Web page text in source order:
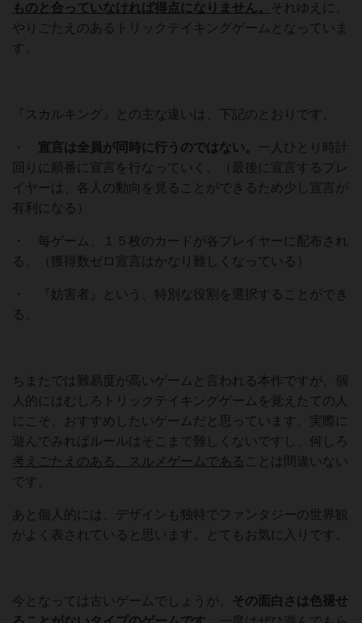
ものと合っていなければ得点になりません。
それゆえに、
やりごたえのあるトリックテイキングゲームとなっていま
す。
『スカルキング』との主な違いは、下記のとおりです。
・ 宣言は全員が同時に行うのではない。
一人ひとり時計
回りに順番に宣言を行なっていく。（最後に宣言するプレ
イヤーは、各人の動向を見ることができるため少し宣言が
有利になる）
・ 毎ゲーム、１５枚のカードが各プレイヤーに配布され
る。（獲得数ゼロ宣言はかなり難しくなっている）
・ 『妨害者』という、特別な役割を選択することができ
る。
ちまたでは難易度が高いゲームと言われる本作ですが、個
人的にはむしろトリックテイキングゲームを覚えたての人
にこそ、おすすめしたいゲームだと思っています。実際に
遊んでみればルールはそこまで難しくないですし、何しろ
考えごたえのある、スルメゲームである ことは間違いない
です。
あと個人的には、デザインも独特でファンタジーの世界観
がよく表されていると思います。とてもお気に入りです。
今となっては古いゲームでしょうが、
その面白さは色褪せ